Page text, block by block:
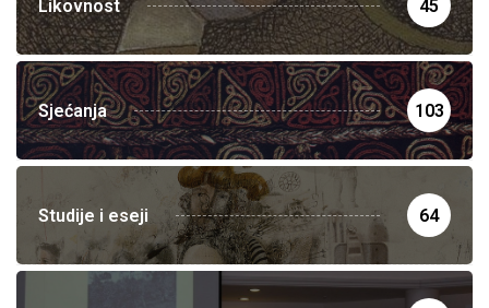
Likovnost 45
Sjećanja 103
Studije i eseji 64